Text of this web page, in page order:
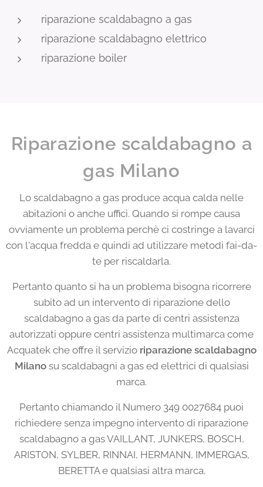
riparazione scaldabagno a gas
riparazione scaldabagno elettrico
riparazione boiler
Riparazione scaldabagno a
gas Milano
Lo scaldabagno a gas produce acqua calda nelle
abitazioni o anche uffici. Quando si rompe causa
ovviamente un problema perchè ci costringe a lavarci
con l'acqua fredda e quindi ad utilizzare metodi fai-da-
te per riscaldarla.
Pertanto quanto si ha un problema bisogna ricorrere
subito ad un intervento di riparazione dello
scaldabagno a gas da parte di centri assistenza
autorizzati oppure centri assistenza multimarca come
Acquatek che offre il servizioriparazione scaldabagno
Milanosu scaldabagni a gas ed elettrici di qualsiasi
marca.
Pertanto chiamando il Numero 349 0027684 puoi
richiedere senza impegno intervento di riparazione
scaldabagno a gas VAILLANT, JUNKERS, BOSCH,
ARISTON, SYLBER, RINNAI, HERMANN, IMMERGAS,
BERETTA e qualsiasi altra marca.